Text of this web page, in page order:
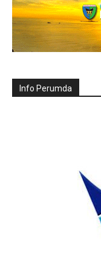
Info Perumda